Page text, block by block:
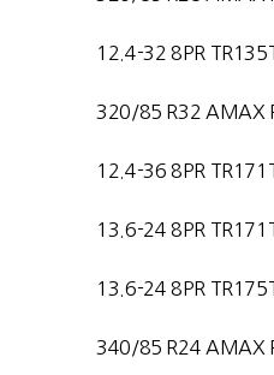
12.4-32 8PR
320/85 R32 AMAX
12.4-36 8PR
13.6-24 8PR
13.6-24 8PR
340/85 R24 AMAX